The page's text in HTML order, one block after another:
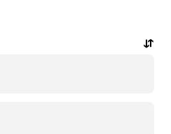
叫车，也可以在应用内或在线